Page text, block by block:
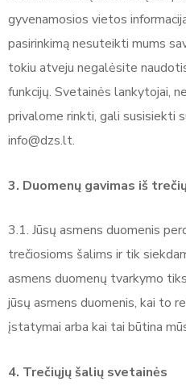
gyvenamosios vietos
pasirinkimą nesuteikti mums
tokiu atveju negalėsite
funkcijų. Svetainės lankytojai,
privalome rinkti, gali susisiekti
info@dzs.lt.
3. Duomenų gavimas iš
3.1. Jūsų asmens duomenis
trečiosioms šalims ir tik
asmens duomenų tvarkymo
jūsų asmens duomenis, kai to
įstatymai arba kai tai būtina
4. Trečiųjų šalių svetainės